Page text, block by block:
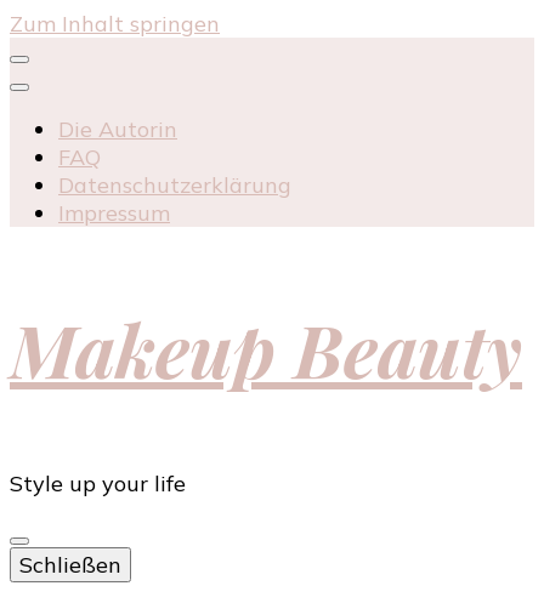
Zum Inhalt springen
Die Autorin
FAQ
Datenschutzerklärung
Impressum
Makeup Beauty
Style up your life
Schließen